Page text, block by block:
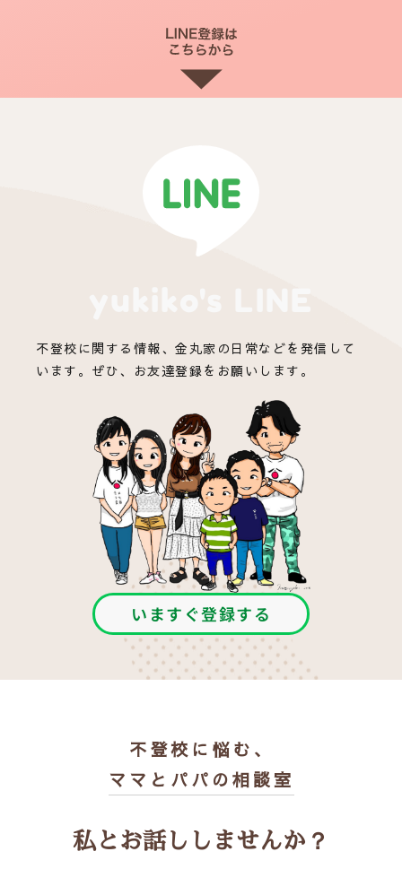
不登校に関する情報、金丸家の日常などを発信して
います。ぜひ、お友達登録をお願いします。
いますぐ登録する
不登校に悩む、
ママとパパの相談室
私とお話ししませんか？